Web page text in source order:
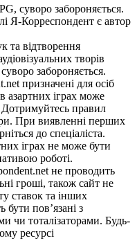
суворо забороняється.
Я-Корреспондент є автор
та відтворення
творів
забороняється.
призначені для осіб
азартних іграх може
Дотримуйтесь правил
При виявленні перших
до спеціаліста.
іграх не може бути
роботі.
не проводить
гроші, також сайт не
ставок та інших
бути пов’язані з
чи тоталізаторами. Будь-
ресурсі